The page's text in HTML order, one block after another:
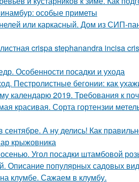
особые приметы
или каркасный. Дом из СИП-
crispa stephanandra incisa
Особенности посадки и ухода
Пестролистные бегонии: как
календарю 2019. Требования к
красивая. Сорта гортензии
А ну делись! Как
крыжовника
Угол посадки штамбовой
Описание популярных садовых
клумбе. Сажаем в клумбу.